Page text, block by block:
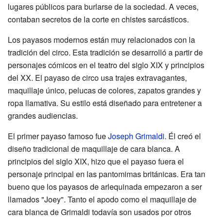
lugares públicos para burlarse de la sociedad. A veces,
contaban secretos de la corte en chistes sarcásticos.
Los payasos modernos están muy relacionados con la
tradición del circo. Esta tradición se desarrolló a partir de
personajes cómicos en el teatro del siglo XIX y principios
del XX. El payaso de circo usa trajes extravagantes,
maquillaje único, pelucas de colores, zapatos grandes y
ropa llamativa. Su estilo está diseñado para entretener a
grandes audiencias.
El primer payaso famoso fueJoseph Grimaldi. Él creó el
diseño tradicional de maquillaje de cara blanca. A
principios del siglo XIX, hizo que el payaso fuera el
personaje principal en las pantomimas británicas. Era tan
bueno que los payasos de arlequinada empezaron a ser
llamados "Joey". Tanto el apodo como el maquillaje de
cara blanca de Grimaldi todavía son usados por otros